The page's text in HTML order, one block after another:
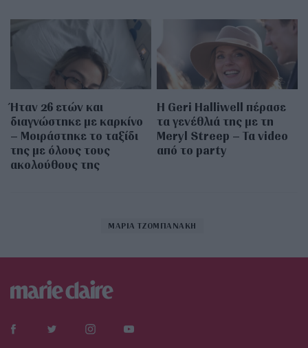
Ήταν 26 ετών και
διαγνώστηκε με καρκίνο
– Μοιράστηκε το ταξίδι
της με όλους τους
ακολούθους της
Η Geri Halliwell πέρασε
τα γενέθλιά της με τη
Meryl Streep – Τα video
από το party
ΜΑΡΙΑ ΤΖΟΜΠΑΝΑΚΗ